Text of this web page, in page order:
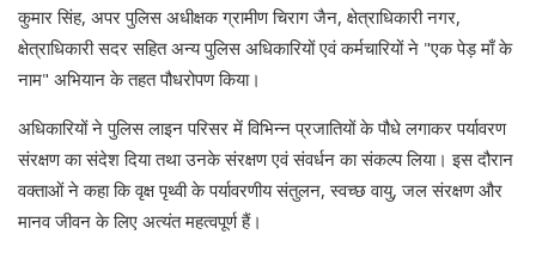
कुमार सिंह, अपर पुलिस अधीक्षक ग्रामीण चिराग जैन, क्षेत्राधिकारी नगर,
क्षेत्राधिकारी सदर सहित अन्य पुलिस अधिकारियों एवं कर्मचारियों ने "एक पेड़ माँ के
नाम" अभियान के तहत पौधरोपण किया।
अधिकारियों ने पुलिस लाइन परिसर में विभिन्न प्रजातियों के पौधे लगाकर पर्यावरण
संरक्षण का संदेश दिया तथा उनके संरक्षण एवं संवर्धन का संकल्प लिया। इस दौरान
वक्ताओं ने कहा कि वृक्ष पृथ्वी के पर्यावरणीय संतुलन, स्वच्छ वायु, जल संरक्षण और
मानव जीवन के लिए अत्यंत महत्वपूर्ण हैं।